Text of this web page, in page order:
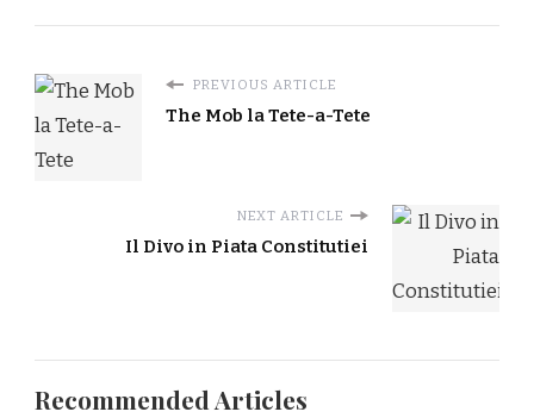
PREVIOUS ARTICLE
The Mob la Tete-a-Tete
NEXT ARTICLE
Il Divo in Piata Constitutiei
Recommended Articles